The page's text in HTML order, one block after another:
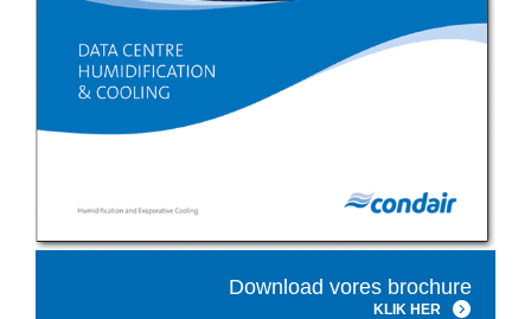
Download vores brochure
KLIK HER